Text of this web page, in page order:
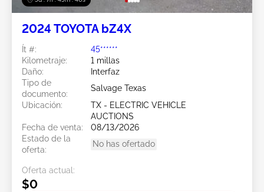
2024 TOYOTA bZ4X
Ít #:
45******
Kilometraje:
1 millas
Daño:
Interfaz
Tipo de
documento:
Salvage Texas
Ubicación:
TX - ELECTRIC VEHICLE
AUCTIONS
Fecha de venta:
08/13/2026
Estado de la
oferta:
No has ofertado
Oferta actual:
$0